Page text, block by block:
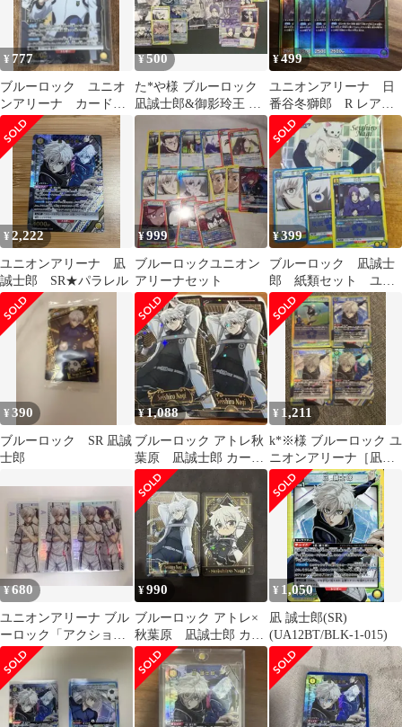
¥ 777
ブルーロック ユニオ
ンアリーナ カード
レア 凪誠士郎
¥500
た*や様 ブルーロック
凪誠士郎&御影玲王 カ
ード まとめ売り
¥499
ユニオンアリーナ 日
番谷冬獅郎 R レア
４枚セット
¥ 2,222
ユニオンアリーナ 凪
誠士郎 SR★パラレル
¥999
ブルーロックユニオン
アリーナセット
¥399
ブルーロック 凪誠士
郎 紙類セット ユニ
オンアリーナ ニャ
ンジャタウン
¥390
ブルーロック SR 凪誠
士郎
¥1,088
ブルーロック アトレ秋
葉原 凪誠士郎 カード
購入特典 2枚 トレカ
¥ 1,211
k*※様 ブルーロック ユ
ニオンアリーナ［凪誠
士郎］4枚セット
¥680
ユニオンアリーナ ブル
ーロック「アクション
ポイント《凪＆玲
王》」 ３枚セット
¥990
ブルーロック アトレ×
秋葉原 凪誠士郎 カー
ド 購入特典
¥ 1,050
凪 誠士郎(SR)
(UA12BT/BLK-1-015)